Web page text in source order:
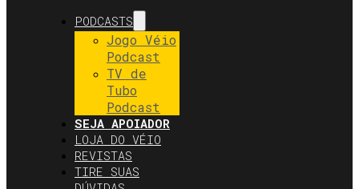
PODCASTS
Jogo Véio
Podcast
TV de
Tubo
Podcast
SEJA APOIADOR
LOJA DO VÉIO
REVISTAS
TIRE SUAS